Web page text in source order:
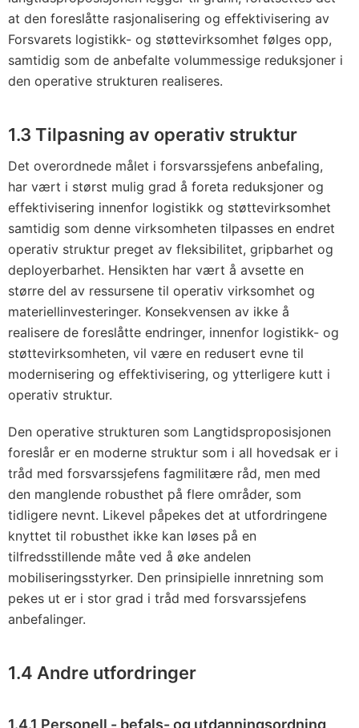
at den foreslåtte rasjonalisering og effektivisering av
Forsvarets logistikk- og støttevirksomhet følges opp,
samtidig som de anbefalte volummessige reduksjoner i
den operative strukturen realiseres.
1.3 Tilpasning av operativ struktur
Det overordnede målet i forsvarssjefens anbefaling,
har vært i størst mulig grad å foreta reduksjoner og
effektivisering innenfor logistikk og støttevirksomhet
samtidig som denne virksomheten tilpasses en endret
operativ struktur preget av fleksibilitet, gripbarhet og
deployerbarhet. Hensikten har vært å avsette en
større del av ressursene til operativ virksomhet og
materiellinvesteringer. Konsekvensen av ikke å
realisere de foreslåtte endringer, innenfor logistikk- og
støttevirksomheten, vil være en redusert evne til
modernisering og effektivisering, og ytterligere kutt i
operativ struktur.
Den operative strukturen som Langtidsproposisjonen
foreslår er en moderne struktur som i all hovedsak er i
tråd med forsvarssjefens fagmilitære råd, men med
den manglende robusthet på flere områder, som
tidligere nevnt. Likevel påpekes det at utfordringene
knyttet til robusthet ikke kan løses på en
tilfredsstillende måte ved å øke andelen
mobiliseringsstyrker. Den prinsipielle innretning som
pekes ut er i stor grad i tråd med forsvarssjefens
anbefalinger.
1.4 Andre utfordringer
1.4.1 Personell - befals- og utdanningsordning